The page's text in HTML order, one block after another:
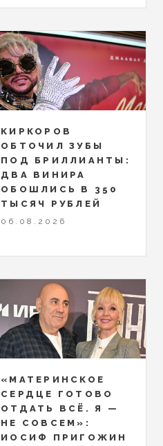
КИРКОРОВ
ОБТОЧИЛ ЗУБЫ
ПОД БРИЛЛИАНТЫ:
ДВА ВИНИРА
ОБОШЛИСЬ В 350
ТЫСЯЧ РУБЛЕЙ
06.08.2026
«МАТЕРИНСКОЕ
СЕРДЦЕ ГОТОВО
ОТДАТЬ ВСЁ. Я —
НЕ СОВСЕМ»:
ИОСИФ ПРИГОЖИН